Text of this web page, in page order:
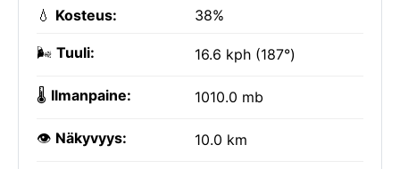
💧 Kosteus: 38%
🌬️ Tuuli: 16.6 kph (187°)
🌡️ Ilmanpaine: 1010.0 mb
👁️ Näkyvyys: 10.0 km